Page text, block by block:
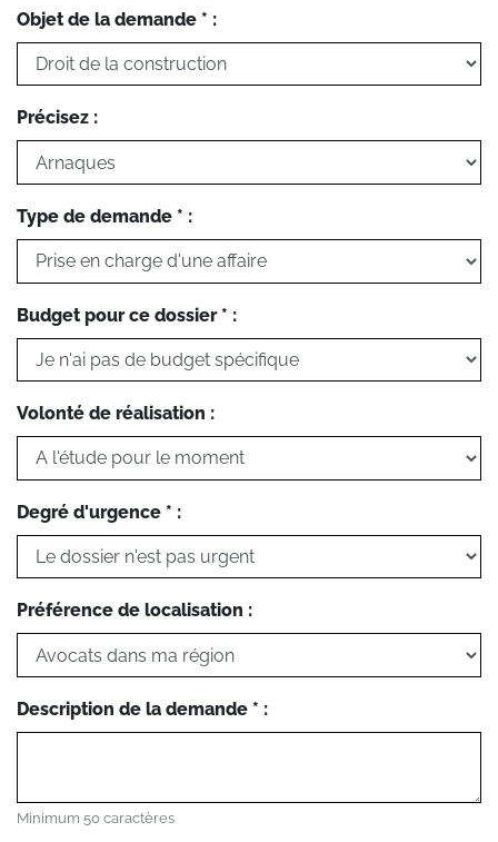
Objet de la demande * :
Précisez :
Type de demande * :
Budget pour ce dossier * :
Volonté de réalisation :
Degré d'urgence * :
Préférence de localisation :
Description de la demande * :
Minimum 50 caractères